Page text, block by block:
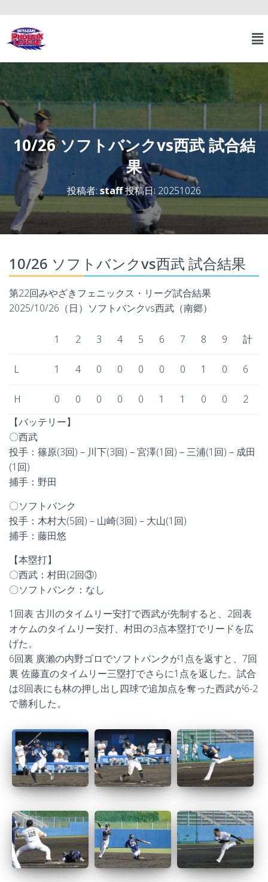
10/26 ソフトバンクvs西武 試合結
果
投稿者: staff投稿日: 20251026
10/26 ソフトバンクvs西武 試合結果
第22回みやざきフェニックス・リーグ試合結果
2025/10/26（日）ソフトバンクvs西武（南郷）
1 2 3 4 5 6 7 8 9 計
L 1 4 0 0 0 0 0 1 0 6
H 0 0 0 0 0 1 1 0 0
2
【バッテリー】
〇西武
投手：篠原(3回)－川下(3回)－宮澤(1回)－三浦(1回)－成田
(1回)
捕手：野田
〇ソフトバンク
投手：木村大(5回)－山崎(3回)－大山(1回)
捕手：藤田悠
【本塁打】
〇西武：村田(2回③)
〇ソフトバンク：なし
1回表 古川のタイムリー安打で西武が先制すると、2回表
オケムのタイムリー安打、村田の3点本塁打でリードを広
げた。
6回裏 廣瀨の内野ゴロでソフトバンクが1点を返すと、7回
裏 佐藤直のタイムリー三塁打でさらに1点を返した。試合
は8回表にも林の押し出し四球で追加点を奪った西武が6-2
で勝利した。